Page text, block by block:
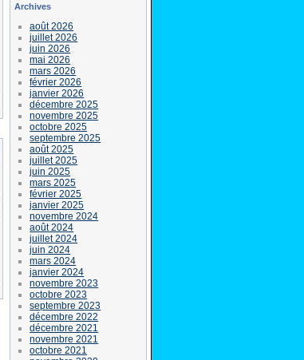
Archives
août 2026
juillet 2026
juin 2026
mai 2026
mars 2026
février 2026
janvier 2026
décembre 2025
novembre 2025
octobre 2025
septembre 2025
août 2025
juillet 2025
juin 2025
mars 2025
février 2025
janvier 2025
novembre 2024
août 2024
juillet 2024
juin 2024
mars 2024
janvier 2024
novembre 2023
octobre 2023
septembre 2023
décembre 2022
décembre 2021
novembre 2021
octobre 2021